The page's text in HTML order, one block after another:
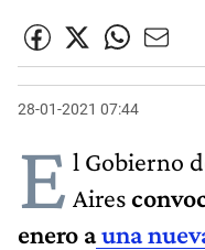
28-01-2021 07:44
E l Gobierno
Aires
enero auna